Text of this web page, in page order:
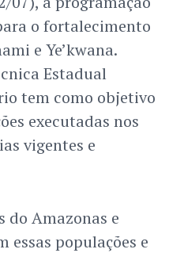
o fortalecimento
e Ye’kwana.
Estadual
tem como objetivo
executadas nos
vigentes e
do Amazonas e
essas populações e